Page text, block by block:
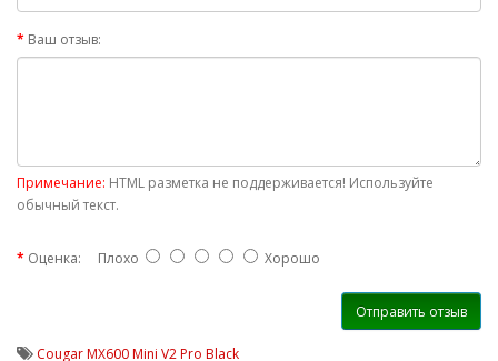
Ваш отзыв:
Примечание: HTML разметка не поддерживается! Используйте
обычный текст.
Оценка: Плохо Хорошо
Отправить отзыв
Cougar MX600 Mini V2 Pro Black